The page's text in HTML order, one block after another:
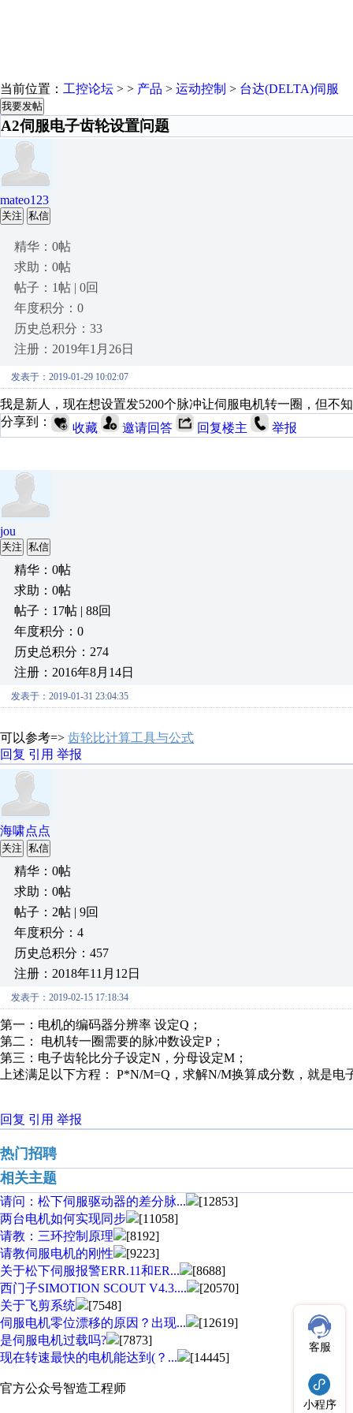
当前位置： 工控论坛 > > 产品 > 运动控制 > 台达(DELTA)伺服
我要发帖
A2伺服电子齿轮设置问题
mateo123
关注 私信
精华：0帖
求助：0帖
帖子：1帖 | 0回
年度积分：0
历史总积分：33
注册：2019年1月26日
发表于：2019-01-29 10:02:07
我是新人，现在想设置发5200个脉冲让伺服电机转一圈，但不
分享到：
收藏 邀请回答 回复楼主 举报
jou
关注 私信
精华：0帖
求助：0帖
帖子：17帖 | 88回
年度积分：0
历史总积分：274
注册：2016年8月14日
发表于：2019-01-31 23:04:35
可以参考=> 齿轮比计算工具与公式
回复 引用 举报
海啸点点
关注 私信
精华：0帖
求助：0帖
帖子：2帖 | 9回
年度积分：4
历史总积分：457
注册：2018年11月12日
发表于：2019-02-15 17:18:34
第一：电机的编码器分辨率 设定Q；
第二： 电机转一圈需要的脉冲数设定P；
第三：电子齿轮比分子设定N，分母设定M；
上述满足以下方程： P*N/M=Q，求解N/M换算成分数，就是电
回复 引用 举报
热门招聘
相关主题
请问：松下伺服驱动器的差分脉...
[12853]
两台电机如何实现同步
[11058]
请教：三环控制原理
[8192]
请教伺服电机的刚性
[9223]
关于松下伺服报警ERR.11和ER...
[8688]
西门子SIMOTION SCOUT V4.3....
[20570]
关于飞剪系统
[7548]
伺服电机零位漂移的原因？出现...
[12619]
是伺服电机过载吗?
[7873]
现在转速最快的电机能达到(？...
[14445]
官方公众号智造工程师
客服
小程序